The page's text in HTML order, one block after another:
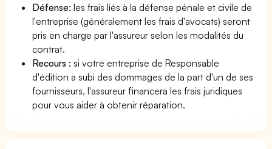
Défense: les frais liés à la défense pénale et civile de
l'entreprise (généralement les frais d'avocats) seront
pris en charge par l'assureur selon les modalités du
contrat.
Recours : si votre entreprise de Responsable
d'édition a subi des dommages de la part d'un de ses
fournisseurs, l'assureur financera les frais juridiques
pour vous aider à obtenir réparation.